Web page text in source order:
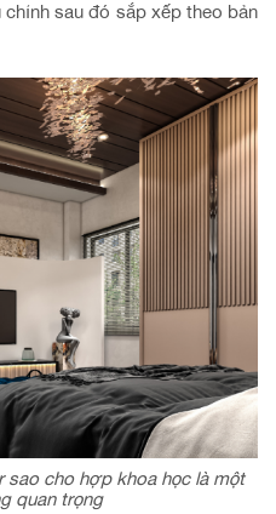
sau đó sắp xếp theo bản
sao cho hợp khoa học là một
quan trọng